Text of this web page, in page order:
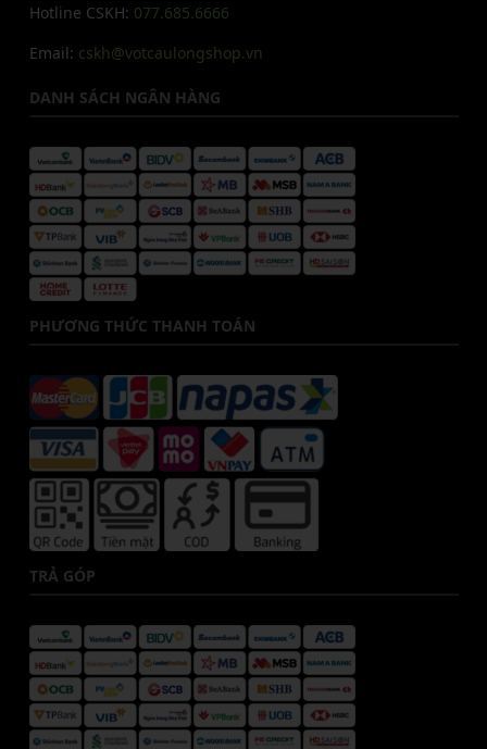
Hotline CSKH: 077.685.6666
Email: cskh@votcaulongshop.vn
DANH SÁCH NGÂN HÀNG
PHƯƠNG THỨC THANH TOÁN
TRẢ GÓP